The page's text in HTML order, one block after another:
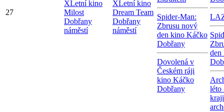
27
XLetní kino
Milost
Dobřany
náměstí
XLetní kino
Dream Team
Dobřany
náměstí
Spider-Man:
Zbrusu nový
den kino Káčko
Dobřany
Dovolená v
Českém ráji
kino Káčko
Dobřany
den
léto